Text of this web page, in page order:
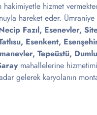
hakimiyetle hizmet
hareket eder.
Fazıl, Esenevler,
Esenkent,
Tepeüstü,
mahallelerine
gelerek karyolanın